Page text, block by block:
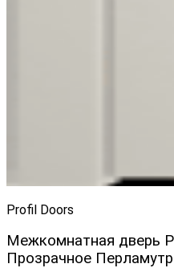
Profil Doors
Межкомнатная дверь
Прозрачное